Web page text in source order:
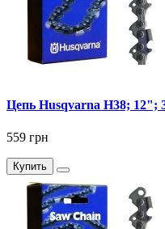
Цепь Husqvarna Н38; 12";
559 грн
Купить